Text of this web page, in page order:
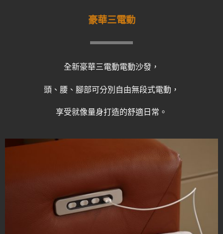
豪華三電動
全新豪華三電動電動沙發，
頭、腰、腳部可分別自由無段式電動，
享受就像量身打造的舒適日常。